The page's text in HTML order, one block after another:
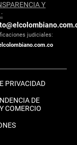
Y
judiciales:
PRIVACIDAD
DE
COMERCIO